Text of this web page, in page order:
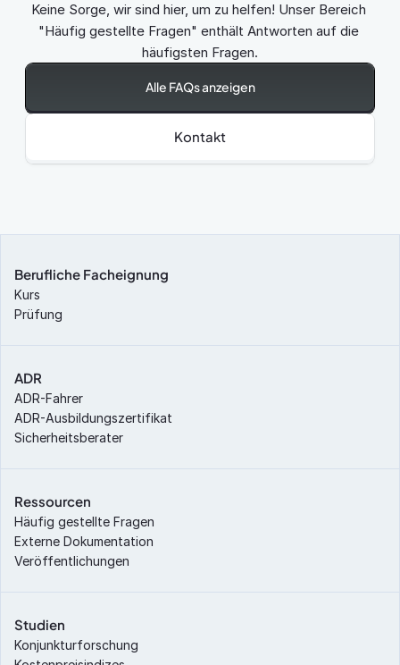
Keine Sorge, wir sind hier, um zu helfen! Unser Bereich
"Häufig gestellte Fragen" enthält Antworten auf die
häufigsten Fragen.
Alle FAQs anzeigen
Kontakt
Berufliche Facheignung
Kurs
Prüfung
ADR
ADR-Fahrer
ADR-Ausbildungszertifikat
Sicherheitsberater
Ressourcen
Häufig gestellte Fragen
Externe Dokumentation
Veröffentlichungen
Studien
Konjunkturforschung